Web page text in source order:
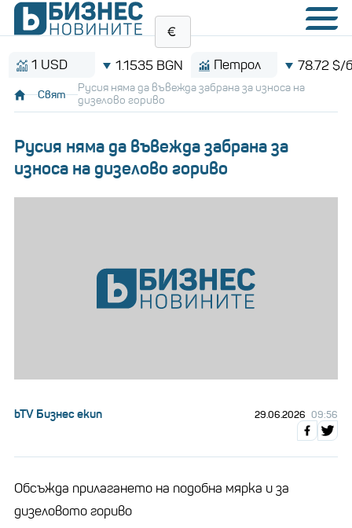
USD 1.1535 BGN Петрол 78.72 $/барел
Свят
Русия няма да въвежда забрана за износа на
дизелово гориво
Русия няма да въвежда забрана за
износа на дизелово гориво
bTV Бизнес екип 29.06.2026 09:56
Обсъжда прилагането на подобна мярка и за
дизеловото гориво